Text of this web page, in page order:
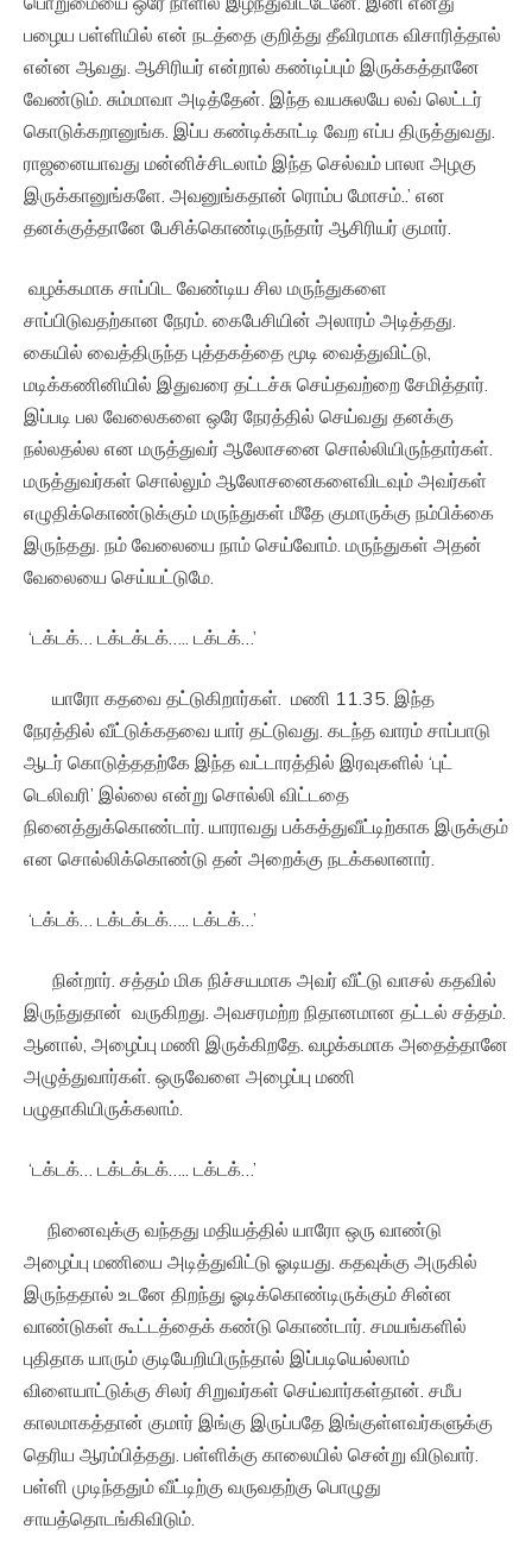
பழைய பள்ளியில் என் நடத்தை குறித்து தீவிரமாக விசாரித்தால்
என்ன ஆவது. ஆசிரியர் என்றால் கண்டிப்பும் இருக்கத்தானே
வேண்டும். சும்மாவா அடித்தேன். இந்த வயசுலயே லவ் லெட்டர்
கொடுக்கறானுங்க. இப்ப கண்டிக்காட்டி வேற எப்ப திருத்துவது.
ராஜனையாவது மன்னிச்சிடலாம் இந்த செல்வம் பாலா அழகு
இருக்கானுங்களே. அவனுங்கதான் ரொம்ப மோசம்..’ என
தனக்குத்தானே பேசிக்கொண்டிருந்தார் ஆசிரியர் குமார்.
வழக்கமாக சாப்பிட வேண்டிய சில மருந்துகளை
சாப்பிடுவதற்கான நேரம். கைபேசியின் அலாரம் அடித்தது.
கையில் வைத்திருந்த புத்தகத்தை மூடி வைத்துவிட்டு,
மடிக்கணினியில் இதுவரை தட்டச்சு செய்தவற்றை சேமித்தார்.
இப்படி பல வேலைகளை ஒரே நேரத்தில் செய்வது தனக்கு
நல்லதல்ல என மருத்துவர் ஆலோசனை சொல்லியிருந்தார்கள்.
மருத்துவர்கள் சொல்லும் ஆலோசனைகளைவிடவும் அவர்கள்
எழுதிக்கொண்டுக்கும் மருந்துகள் மீதே குமாருக்கு நம்பிக்கை
இருந்தது. நம் வேலையை நாம் செய்வோம். மருந்துகள் அதன்
வேலையை செய்யட்டுமே.
‘டக்டக்… டக்டக்டக்….. டக்டக்…’
யாரோ கதவை தட்டுகிறார்கள். மணி 11.35. இந்த
நேரத்தில் வீட்டுக்கதவை யார் தட்டுவது. கடந்த வாரம் சாப்பாடு
ஆடர் கொடுத்ததற்கே இந்த வட்டாரத்தில் இரவுகளில் ‘புட்
டெலிவரி’ இல்லை என்று சொல்லி விட்டதை
நினைத்துக்கொண்டார். யாராவது பக்கத்துவீட்டிற்காக இருக்கும்
என சொல்லிக்கொண்டு தன் அறைக்கு நடக்கலானார்.
‘டக்டக்… டக்டக்டக்….. டக்டக்…’
நின்றார். சத்தம் மிக நிச்சயமாக அவர் வீட்டு வாசல் கதவில்
இருந்துதான் வருகிறது. அவசரமற்ற நிதானமான தட்டல் சத்தம்.
ஆனால், அழைப்பு மணி இருக்கிறதே. வழக்கமாக அதைத்தானே
அழுத்துவார்கள். ஒருவேளை அழைப்பு மணி
பழுதாகியிருக்கலாம்.
‘டக்டக்… டக்டக்டக்….. டக்டக்…’
நினைவுக்கு வந்தது மதியத்தில் யாரோ ஒரு வாண்டு
அழைப்பு மணியை அடித்துவிட்டு ஓடியது. கதவுக்கு அருகில்
இருந்ததால் உடனே திறந்து ஓடிக்கொண்டிருக்கும் சின்ன
வாண்டுகள் கூட்டத்தைக் கண்டு கொண்டார். சமயங்களில்
புதிதாக யாரும் குடியேறியிருந்தால் இப்படியெல்லாம்
விளையாட்டுக்கு சிலர் சிறுவர்கள் செய்வார்கள்தான். சமீப
காலமாகத்தான் குமார் இங்கு இருப்பதே இங்குள்ளவர்களுக்கு
தெரிய ஆரம்பித்தது. பள்ளிக்கு காலையில் சென்று விடுவார்.
பள்ளி முடிந்ததும் வீட்டிற்கு வருவதற்கு பொழுது
சாயத்தொடங்கிவிடும்.